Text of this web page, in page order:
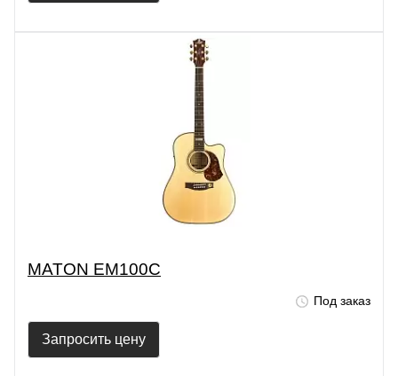
MATON EM100C
Под заказ
Запросить цену